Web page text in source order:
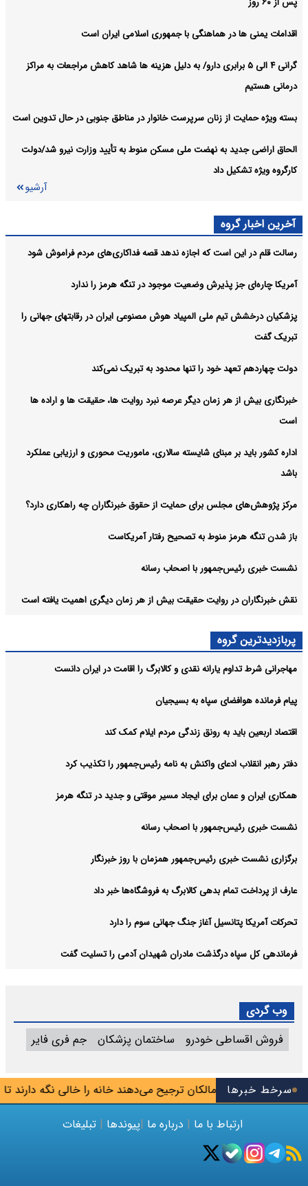
سرخط خبرها
املاک: برخی مالکان ترجیح می‌دهند خانه را خالی نگه دارند تا
است
اقدامات یمنی ها در هماهنگی با جمهوری اسلامی ایران است
گرانی ۴ الی ۵ برابری دارو/ به دلیل هزینه ها شاهد کاهش مراجعات به مراکز
درمانی هستیم
بسته ویژه حمایت از زنان سرپرست خانوار در مناطق جنوبی در حال تدوین است
الحاق اراضی جدید به نهضت ملی مسکن منوط به تأیید وزارت نیرو شد/دولت
کارگروه ویژه تشکیل داد
آرشیو
آخرین اخبار گروه
رسالت قلم در این است که اجازه ندهد قصه‌ فداکاری‌های مردم فراموش شود
آمریکا چاره‌ای جز پذیرش وضعیت موجود در تنگه هرمز را ندارد
پزشکیان درخشش تیم ملی المپیاد هوش مصنوعی ایران در رقابتهای جهانی را
تبریک گفت
دولت چهاردهم تعهد خود را تنها محدود به تبریک نمی‌کند
خبرنگاری بیش از هر زمان دیگر عرصه نبرد روایت ها، حقیقت ها و اراده ها
است
اداره کشور باید بر مبنای شایسته سالاری، ماموریت محوری و ارزیابی عملکرد
باشد
مرکز پژوهش‌های مجلس برای حمایت از حقوق خبرنگاران چه راهکاری دارد؟
باز شدن تنگه هرمز منوط به تصحیح رفتار آمریکاست
نشست خبری رئیس‌جمهور با اصحاب رسانه
نقش خبرنگاران در روایت حقیقت بیش از هر زمان دیگری اهمیت یافته است
پربازدیدترین گروه
مهاجرانی شرط تداوم یارانه نقدی و کالابرگ را اقامت در ایران دانست
پیام فرمانده هوافضای سپاه به بسیجیان
اقتصاد اربعین باید به رونق زندگی مردم ایلام کمک کند
دفتر رهبر انقلاب ادعای واکنش به نامه رئیس‌جمهور را تکذیب کرد
همکاری ایران و عمان برای ایجاد مسیر موقتی و جدید در تنگه هرمز
نشست خبری رئیس‌جمهور با اصحاب رسانه
برگزاری نشست خبری رئیس‌جمهور همزمان با روز خبرنگار
عارف از پرداخت تمام بدهی کالابرگ به فروشگاه‌ها خبر داد
تحرکات آمریکا پتانسیل آغاز جنگ جهانی سوم را دارد
فرماندهی کل سپاه درگذشت مادران شهیدان آدمی را تسلیت گفت
وب گردی
فروش اقساطی خودرو
ساختمان پزشکان جم فری فایر
ارتباط با ما | درباره ما |پیوندها | تبلیغات